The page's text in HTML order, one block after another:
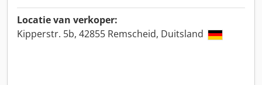
Locatie van verkoper:
Kipperstr. 5b, 42855 Remscheid, Duitsland